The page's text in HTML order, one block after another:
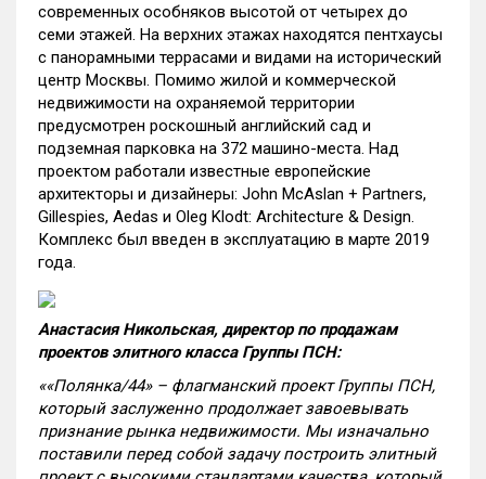
современных особняков высотой от четырех до
семи этажей. На верхних этажах находятся пентхаусы
с панорамными террасами и видами на исторический
центр Москвы. Помимо жилой и коммерческой
недвижимости на охраняемой территории
предусмотрен роскошный английский сад и
подземная парковка на 372 машино-места. Над
проектом работали известные европейские
архитекторы и дизайнеры: John McAslan + Partners,
Gillespies, Aedas и Oleg Klodt: Architecture & Design.
Комплекс был введен в эксплуатацию в марте 2019
года.
Анастасия Никольская, директор по продажам
проектов элитного класса Группы ПСН:
««Полянка/44» – флагманский проект Группы ПСН,
который заслуженно продолжает завоевывать
признание рынка недвижимости. Мы изначально
поставили перед собой задачу построить элитный